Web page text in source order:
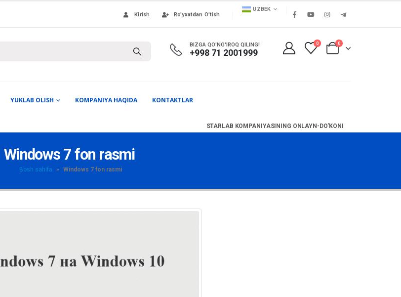
Kirish Ro'yxatdan O'tish
UZBEK
BIZGA QO'NG'IROQ QILING!
+998 71 2001999
0 0
YUKLAB OLISH KOMPANIYA HAQIDA KONTAKTLAR
STARLAB KOMPANIYASINING ONLAYN-DO'KONI
Windows 7 fon rasmi
Bosh sahifa » Windows 7 fon rasmi